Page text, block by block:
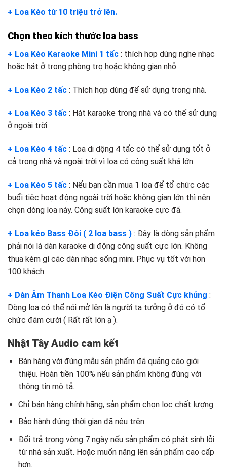
+ Loa Kéo từ 10 triệu trở lên.
Chọn theo kích thước loa bass
+ Loa Kéo Karaoke Mini 1 tấc : thích hơp dùng nghe nhạc
hoặc hát ở trong phòng trọ hoặc không gian nhỏ
+ Loa Kéo 2 tấc : Thích hợp dùng để sử dụng trong nhà.
+ Loa Kéo 3 tấc : Hát karaoke trong nhà và có thể sử dụng
ở ngoài trời.
+ Loa Kéo 4 tấc : Loa di dộng 4 tấc có thể sử dụng tốt ở
cả trong nhà và ngoài trời vì loa có công suất khá lớn.
+ Loa Kéo 5 tấc : Nếu bạn cần mua 1 loa để tổ chức các
buổi tiệc hoạt động ngoài trời hoặc không gian lớn thì nên
chọn dòng loa này. Công suất lớn karaoke cực đã.
+ Loa kéo Bass Đôi ( 2 loa bass ) : Đây là dòng sản phẩm
phải nói là dàn karaoke di động công suất cực lớn. Không
thua kém gì các dàn nhạc sống mini. Phục vụ tốt với hơn
100 khách.
+ Dàn Âm Thanh Loa Kéo Điện Công Suất Cực khủng :
Dòng loa có thể nói mở lên là người ta tưởng ở đó có tổ
chức đám cưới ( Rất rất lớn ạ ).
Nhật Tây Audio cam kết
Bán hàng với đúng mẫu sản phẩm đã quảng cáo giới
thiệu. Hoàn tiền 100% nếu sản phẩm không đúng với
thông tin mô tả.
Chỉ bán hàng chính hãng, sản phẩm chọn lọc chất lượng
Bảo hành đúng thời gian đã nêu trên.
Đổi trả trong vòng 7 ngày nếu sản phẩm có phát sinh lỗi
từ nhà sản xuất. Hoặc muốn nâng lên sản phẩm cao cấp
hơn.